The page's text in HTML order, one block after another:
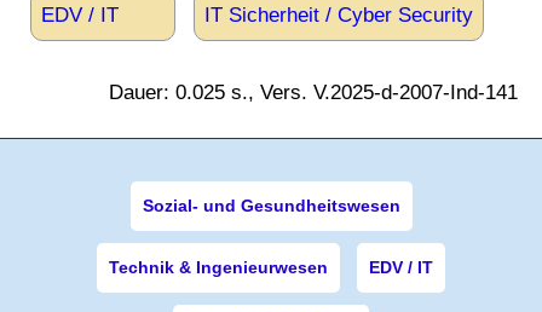
EDV / IT IT Sicherheit / Cyber Security
Dauer: 0.025 s., Vers. V.2025-d-2007-Ind-141
Sozial- und Gesundheitswesen
Technik & Ingenieurwesen EDV / IT